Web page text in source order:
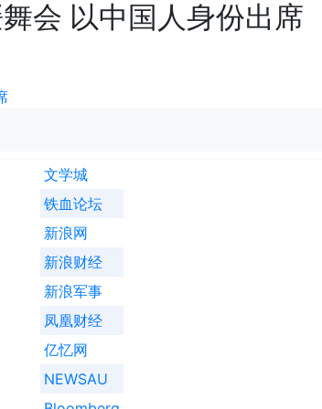
会 以中国人身份出席
文学城
铁血论坛
新浪网
新浪财经
新浪军事
凤凰财经
亿忆网
NEWSAU